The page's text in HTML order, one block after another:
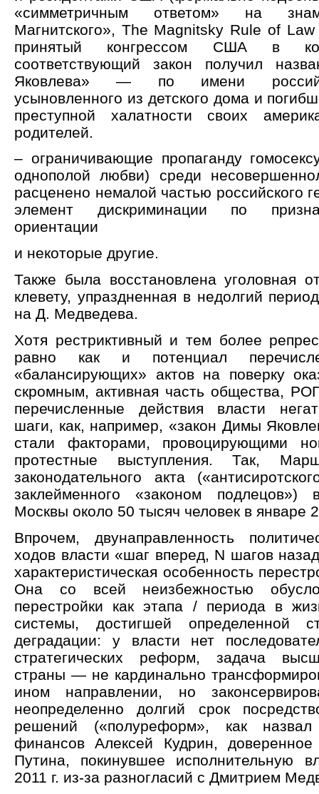
«симметричным ответом» на
Магнитского», The Magnitsky Rule of
принятый конгрессом США в
соответствующий закон получил
Яковлева» — по имени
усыновленного из детского дома и
преступной халатности своих
родителей.
– ограничивающие пропаганду
однополой любви) среди
расценено немалой частью российского
элемент дискриминации по
ориентации
и некоторые другие.
Также была восстановлена уголовная
клевету, упраздненная в недолгий
на Д. Медведева.
Хотя рестриктивный и тем более
равно как и потенциал
«балансирующих» актов на поверку
скромным, активная часть общества,
перечисленные действия власти
шаги, как, например, «закон Димы
стали факторами, провоцирующими
протестные выступления. Так,
законодательного акта
заклейменного «законом
Москвы около 50 тысяч человек в январе
Впрочем, двунаправленность
ходов власти «шаг вперед, N шагов
характеристическая особенность
Она со всей неизбежностью
перестройки как этапа / периода в
системы, достигшей определенной
деградации: у власти нет
стратегических реформ, задача
страны — не кардинально
ином направлении, но
неопределенно долгий срок
решений («полуреформ», как
финансов Алексей Кудрин,
Путина, покинувшее исполнительную
2011 г. из-за разногласий с Дмитрием